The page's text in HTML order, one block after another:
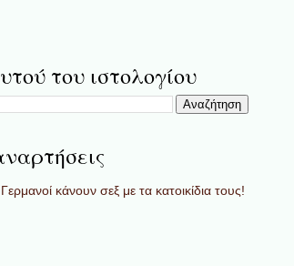
του ιστολογίου
κάνουν σεξ με τα κατοικίδια τους!